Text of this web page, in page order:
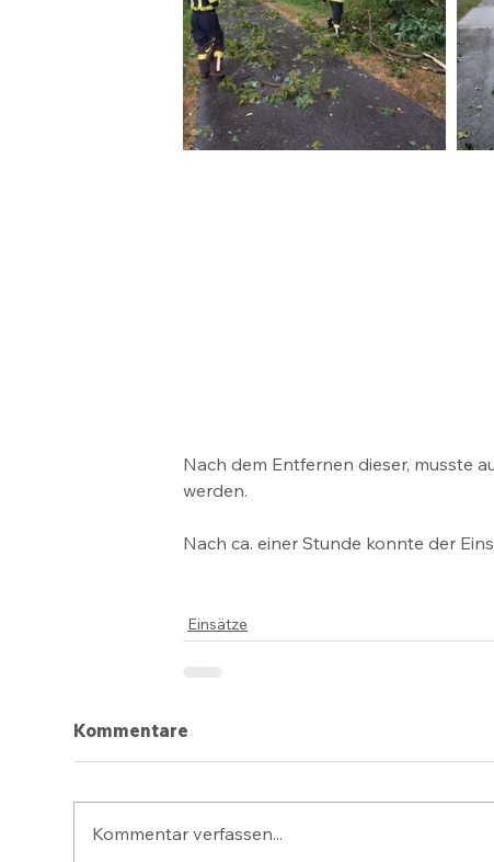
Nach dem Entfernen dieser, musste
werden.
Nach ca. einer Stunde konnte der
Einsätze
Kommentare
Kommentar verfassen...